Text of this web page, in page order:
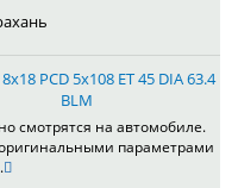
PCD 5x108 ET 45 DIA 63.4
BLM
смотрятся на автомобиле.
параметрами